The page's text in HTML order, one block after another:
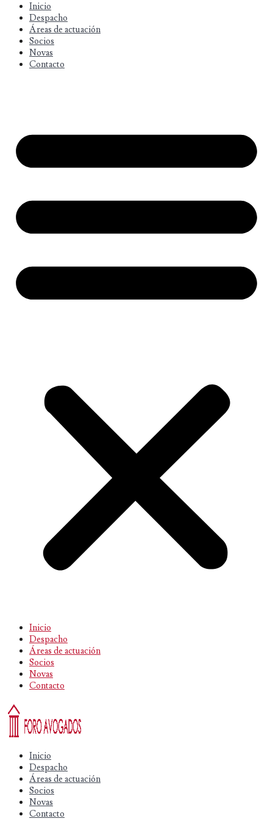
Inicio
Despacho
Áreas de actuación
Socios
Novas
Contacto
Inicio
Despacho
Áreas de actuación
Socios
Novas
Contacto
Inicio
Despacho
Áreas de actuación
Socios
Novas
Contacto